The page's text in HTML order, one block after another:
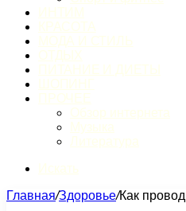
Главная/Здоровье/Как